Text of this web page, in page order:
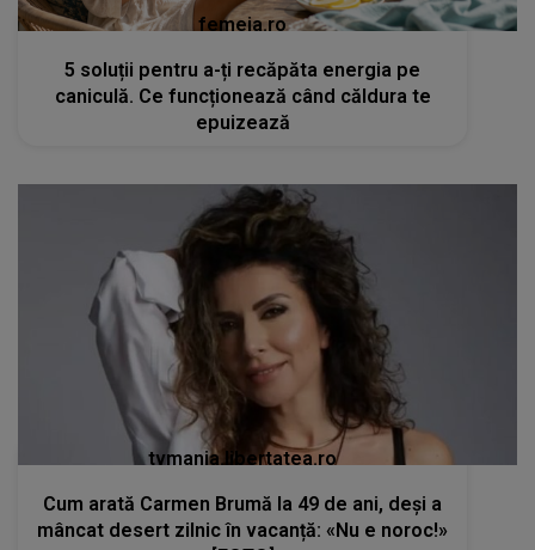
femeia.ro
5 soluții pentru a-ți recăpăta energia pe
caniculă. Ce funcționează când căldura te
epuizează
tvmania.libertatea.ro
Cum arată Carmen Brumă la 49 de ani, deși a
mâncat desert zilnic în vacanță: «Nu e noroc!»